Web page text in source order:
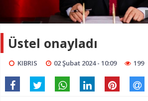
Üstel onayladı
KIBRIS 02 Şubat 2024 - 10:09 199